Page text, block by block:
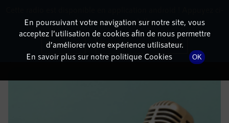
DÉTAILS DE L'ÉPISODE
2 janvier 2022à 12h59, durée : Invalid date
En poursuivant votre navigation sur notre site, vous
acceptez l’utilisation de cookies afin de nous permettre
d’améliorer votre expérience utilisateur.
En savoir plus sur notre politique Cookies
OK
dessous pour l'installer.
Non merci Télécharger l'application